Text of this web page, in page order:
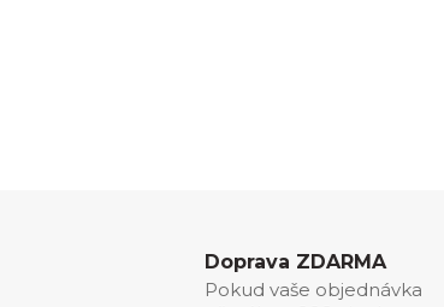
Doprava ZDARMA
Pokud vaše objednávka